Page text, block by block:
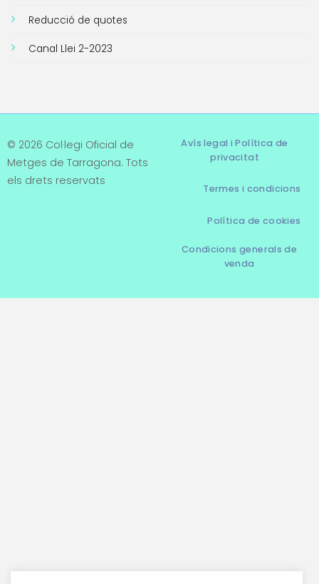
Reducció de quotes
Canal Llei 2-2023
© 2026 Col·legi Oficial de
Metges de Tarragona. Tots
els drets reservats
Avís legal i Política de
privacitat
Termes i condicions
Política de cookies
Condicions generals de
venda